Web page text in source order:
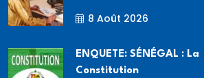
8 Août 2026
ENQUETE: SÉNÉGAL : La
Constitution